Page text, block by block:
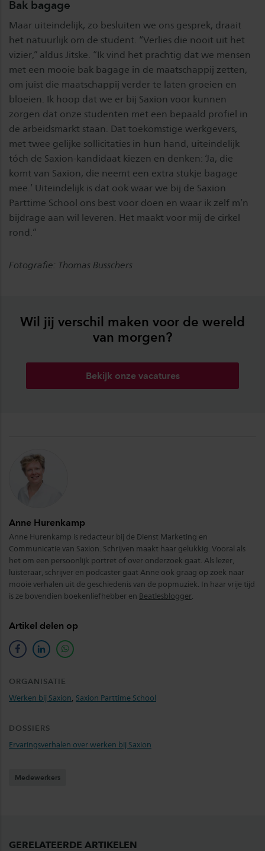
Bak bagage
Maar uiteindelijk, zo besluiten we ons gesprek, draait
het natuurlijk om de student. “Verlies die nooit uit het
vizier,” aldus Jitske. “Ik vind het prachtig dat we mensen
met een mooie bak bagage in de maatschappij zetten,
om juist die maatschappij verder te laten groeien en
bloeien. Ik hoop dat we er bij Saxion voor kunnen
zorgen dat onze studenten met een bepaald profiel in
de arbeidsmarkt staan. Dat toekomstige werkgevers,
met twee gelijke sollicitaties in hun hand, uiteindelijk
tóch de Saxion-kandidaat kiezen en denken: ‘Ja, die
komt van Saxion, die neemt een extra stukje bagage
mee.’ Uiteindelijk is dat ook waar we bij de Saxion
Parttime School ons best voor doen en waar ik zelf m’n
bijdrage aan wil leveren. Het maakt voor mij de cirkel
rond.”
Fotografie: Thomas Busschers
Wil jij verschil maken voor de wereld
van morgen?
Bekijk onze vacatures
Anne Hurenkamp
Anne Hurenkamp is redacteur bij de Dienst Marketing en
Communicatie van Saxion. Schrijven maakt haar gelukkig. Vooral als
het om een persoonlijk portret of over onderzoek gaat. Als lezer,
luisteraar, schrijver en podcaster gaat Anne ook graag op zoek naar
mooie verhalen uit de geschiedenis van de popmuziek. In haar vrije tijd
is ze bovendien boekenliefhebber en Beatlesblogger
Artikel delen op
facebooklinkedinwhatsapp
ORGANISATIE
Werken bij Saxion Saxion Parttime School
DOSSIERS
Ervaringsverhalen over werken bij Saxion
Medewerkers
GERELATEERDE ARTIKELEN